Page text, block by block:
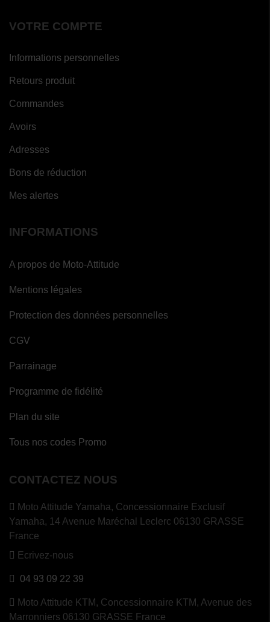
VOTRE COMPTE
Informations personnelles
Retours produit
Commandes
Avoirs
Adresses
Bons de réduction
Mes alertes
INFORMATIONS
A propos de Moto-Attitude
Mentions légales
Protection des données personnelles
CGV
Parrainage
Programme de fidélité
Plan du site
Tous nos codes Promo
CONTACTEZ NOUS
Moto Attitude Yamaha, Concessionnaire Exclusif
Yamaha, 14 Avenue Maréchal Leclerc 06130 GRASSE
France
Ecrivez-nous
04 93 09 22 39
Moto Attitude KTM, Concessionnaire KTM, Avenue des
Marronniers 06130 GRASSE France